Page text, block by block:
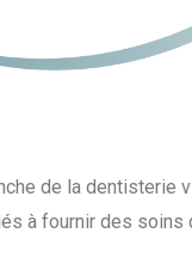
de la dentisterie
à fournir des